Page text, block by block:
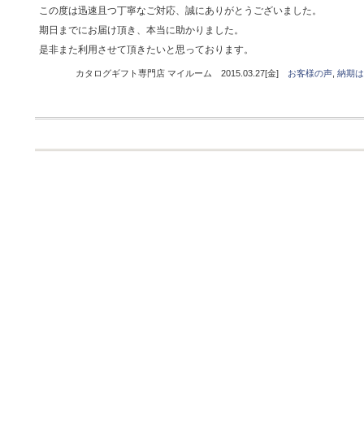
この度は迅速且つ丁寧なご対応、誠にありがとうございました。
期日までにお届け頂き、本当に助かりました。
是非また利用させて頂きたいと思っております。
カタログギフト専門店 マイルーム 2015.03.27[金] お客様の声, 納期